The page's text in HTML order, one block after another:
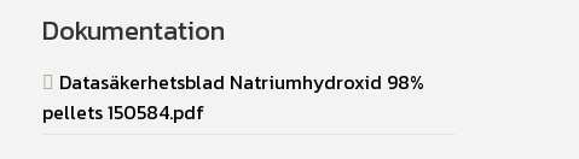
Dokumentation
Datasäkerhetsblad Natriumhydroxid 98%
pellets 150584.pdf